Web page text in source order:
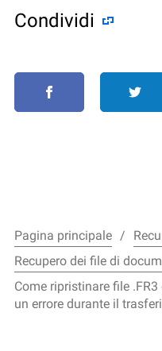
Condividi
Pagina principale
Recupero dei file di
Come ripristinare file
un errore durante il